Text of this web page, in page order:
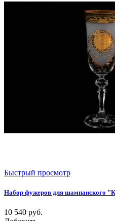
Быстрый просмотр
Набор фужеров для шампанского
10 540 руб.